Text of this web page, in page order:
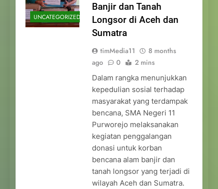
UNCATEGORIZED
Banjir dan Tanah
Longsor di Aceh dan
Sumatra
timMedia11
8 months
ago
0 2 mins
Dalam rangka menunjukkan
kepedulian sosial terhadap
masyarakat yang terdampak
bencana, SMA Negeri 11
Purworejo melaksanakan
kegiatan penggalangan
donasi untuk korban
bencana alam banjir dan
tanah longsor yang terjadi di
wilayah Aceh dan Sumatra.